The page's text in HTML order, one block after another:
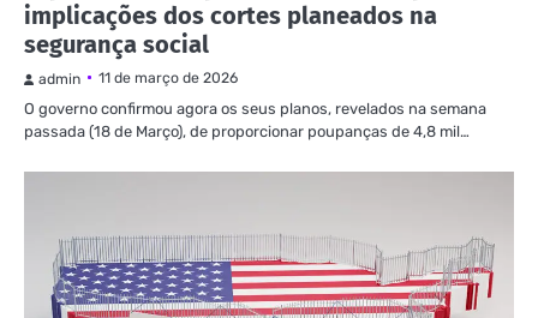
implicações dos cortes planeados na
segurança social
admin 11 de março de 2026
O governo confirmou agora os seus planos, revelados na semana
passada (18 de Março), de proporcionar poupanças de 4,8 mil…